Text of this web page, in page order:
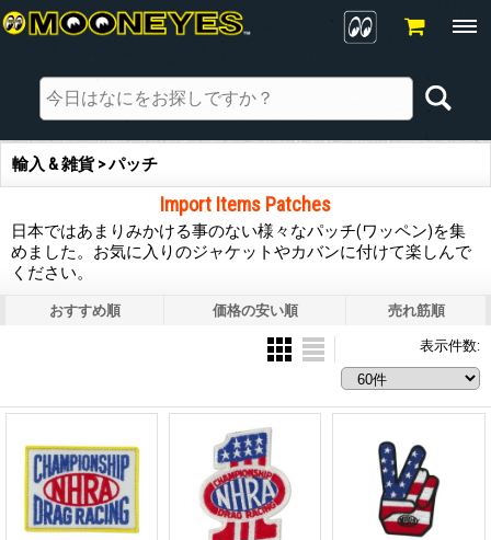
輸入 & 雑貨 > パッチ
Import Items Patches
日本ではあまりみかける事のない様々なパッチ(ワッペン)を集
めました。お気に入りのジャケットやカバンに付けて楽しんで
ください。
おすすめ順 価格の安い順 売れ筋順
表示件数: